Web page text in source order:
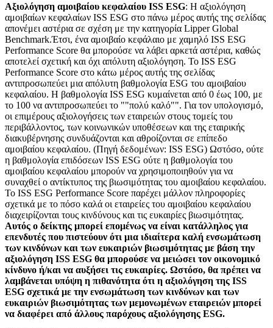
Αξιολόγηση αμοιβαίου κεφαλαίου ISS ESG: Η αξιολόγηση
αμοιβαίων κεφαλαίων ISS ESG στο πάνω μέρος αυτής της σελίδας
απονέμει αστέρια σε σχέση με την κατηγορία Lipper Global
Benchmark.Έτσι, ένα αμοιβαίο κεφάλαιο με χαμηλό ISS ESG
Performance Score θα μπορούσε να λάβει αρκετά αστέρια, καθώς
αποτελεί σχετική και όχι απόλυτη αξιολόγηση. Το ISS ESG
Performance Score στο κάτω μέρος αυτής της σελίδας
αντιπροσωπεύει μια απόλυτη βαθμολογία ESG του αμοιβαίου
κεφαλαίου. Η βαθμολογία ISS ESG κυμαίνεται από 0 έως 100, με
το 100 να αντιπροσωπεύει το ""πολύ καλό"". Για τον υπολογισμό,
οι επιμέρους αξιολογήσεις των εταιρειών στους τομείς του
περιβάλλοντος, των κοινωνικών υποθέσεων και της εταιρικής
διακυβέρνησης συνδυάζονται και αθροίζονται σε επίπεδο
αμοιβαίου κεφαλαίου. (Πηγή δεδομένων: ISS ESG) Ωστόσο, ούτε
η βαθμολογία επιδόσεων ISS ESG ούτε η βαθμολογία του
αμοιβαίου κεφαλαίου μπορούν να χρησιμοποιηθούν για να
συναχθεί ο αντίκτυπος της βιωσιμότητας του αμοιβαίου κεφαλαίου.
Το ISS ESG Performance Score παρέχει μάλλον πληροφορίες
σχετικά με το πόσο καλά οι εταιρείες του αμοιβαίου κεφαλαίου
διαχειρίζονται τους κινδύνους και τις ευκαιρίες βιωσιμότητας.
Αυτός ο δείκτης μπορεί επομένως να είναι κατάλληλος για
επενδυτές που πιστεύουν ότι μια ιδιαίτερα καλή ενσωμάτωση
των κινδύνων και των ευκαιριών βιωσιμότητας με βάση την
αξιολόγηση ISS ESG θα μπορούσε να μειώσει τον οικονομικό
κίνδυνο ή/και να αυξήσει τις ευκαιρίες. Ωστόσο, θα πρέπει να
λαμβάνεται υπόψη η πιθανότητα ότι η αξιολόγηση της ISS
ESG σχετικά με την ενσωμάτωση των κινδύνων και των
ευκαιριών βιωσιμότητας των μεμονωμένων εταιρειών μπορεί
να διαφέρει από άλλους παρόχους αξιολόγησης ESG.